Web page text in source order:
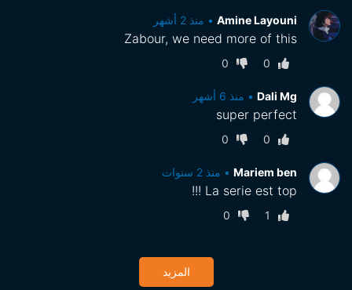
Amine Layouni
• منذ 2 أشهر
Zabour, we need more of this
0
0
Dali Mg
• منذ 6 أشهر
super perfect
0
0
Mariem ben
• منذ 2 سنوات
La serie est top !!!
1
0
المزيد